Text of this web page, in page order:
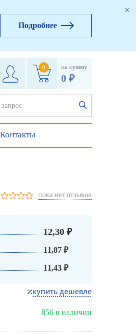
Подробнее
0 на сумму
0 ₽
Контакты
пока нет отзывов
12,30 ₽
11,87 ₽
11,43 ₽
купить дешевле
856 в наличии